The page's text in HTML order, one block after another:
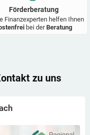
Förderberatung
Finanzexperten helfen Ihnen
bei derBeratung
zu uns